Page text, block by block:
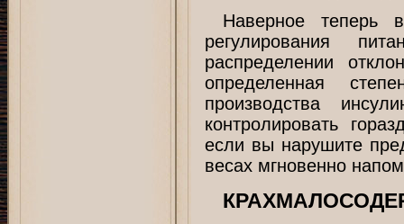
Наверное теперь
регулирования
распределении
определенная
производства
контролировать
если вы нарушите
весах мгновенно